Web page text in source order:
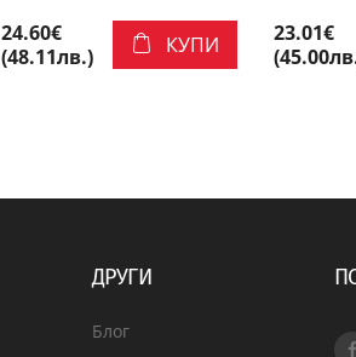
24.60€
(48.11лв.)
КУПИ
23.01€
ДРУГИ
Блог